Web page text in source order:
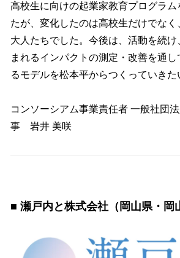
高校生に向けの起業家教育プログラム
たが、変化したのは高校生だけでな
大人たちでした。今後は、活動を続
まれるインパクトの測定・改善を通
るモデルを松本平からつくっていきた
コンソーシアム事業責任者 一般社団
事 岩井 美咲
■ 瀬戸内と株式会社（岡山県・岡